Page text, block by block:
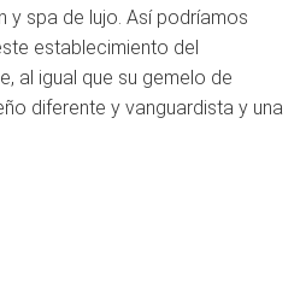
y spa de lujo. Así podríamos
establecimiento del
al igual que su gemelo de
diferente y vanguardista y una